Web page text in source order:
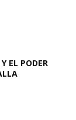
EL PODER